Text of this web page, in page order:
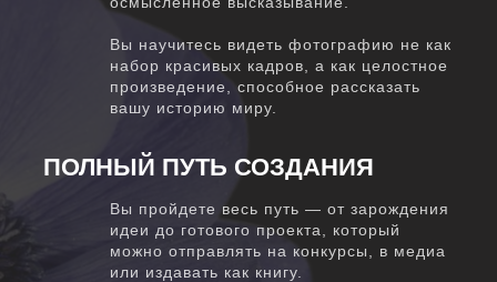
Вы научитесь видеть фотографию не как
набор красивых кадров, а как целостное
произведение, способное рассказать
вашу историю миру.
ПОЛНЫЙ ПУТЬ СОЗДАНИЯ
Вы пройдете весь путь — от зарождения
идеи до готового проекта, который
можно отправлять на конкурсы, в медиа
или издавать как книгу.